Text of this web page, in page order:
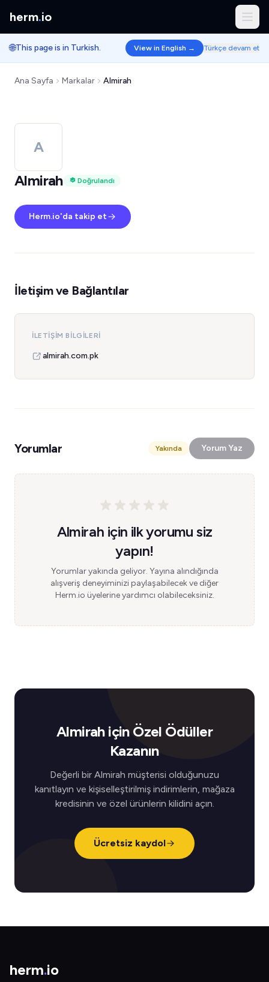
herm.io
🌐This page is in Turkish. View in English → Türkçe devam et
Ana Sayfa Markalar Almirah
A
Almirah
Doğrulandı
Herm.io'da takip et
İletişim ve Bağlantılar
İLETIŞIM BILGILERI
almirah.com.pk
Yorumlar Yakında Yorum Yaz
Almirah için ilk yorumu siz
yapın!
Yorumlar yakında geliyor. Yayına alındığında
alışveriş deneyiminizi paylaşabilecek ve diğer
Herm.io üyelerine yardımcı olabileceksiniz.
Almirah için Özel Ödüller
Kazanın
Değerli bir Almirah müşterisi olduğunuzu
kanıtlayın ve kişiselleştirilmiş indirimlerin, mağaza
kredisinin ve özel ürünlerin kilidini açın.
Ücretsiz kaydol
herm.io